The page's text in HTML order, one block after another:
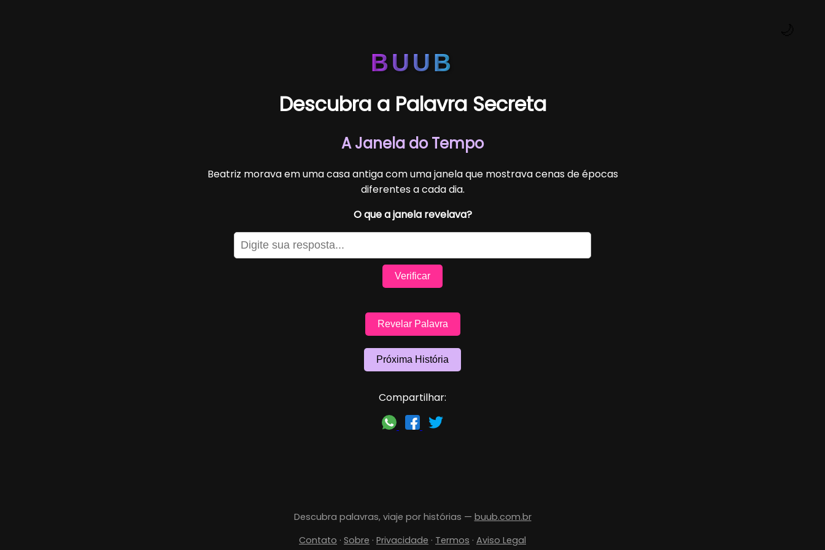
BUUB
Descubra a Palavra Secreta
A Janela do Tempo
Beatriz morava em uma casa antiga com uma janela que mostrava cenas de épocas
diferentes a cada dia.
O que a janela revelava?
Verificar
Revelar Palavra
Próxima História
Compartilhar:
Descubra palavras, viaje por histórias — buub.com.br
Contato · Sobre · Privacidade · Termos · Aviso Legal